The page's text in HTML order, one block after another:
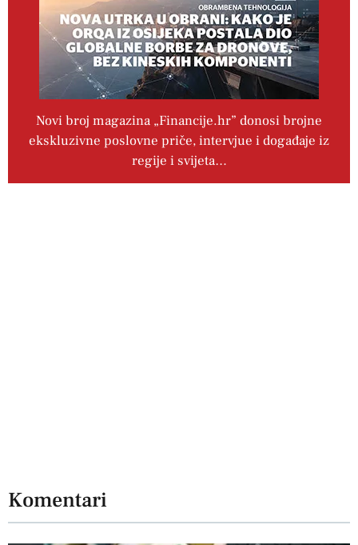
Novi broj magazina „Financije.hr” donosi brojne
ekskluzivne poslovne priče, intervjue i događaje iz
regije i svijeta…
Komentari